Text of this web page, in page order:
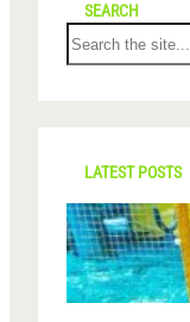
SEARCH
S
e
r
c
LATEST POSTS